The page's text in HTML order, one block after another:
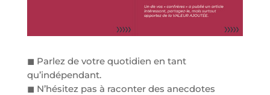
◼ Parlez de votre quotidien en tant
qu’indépendant.
◼ N’hésitez pas à raconter des anecdotes